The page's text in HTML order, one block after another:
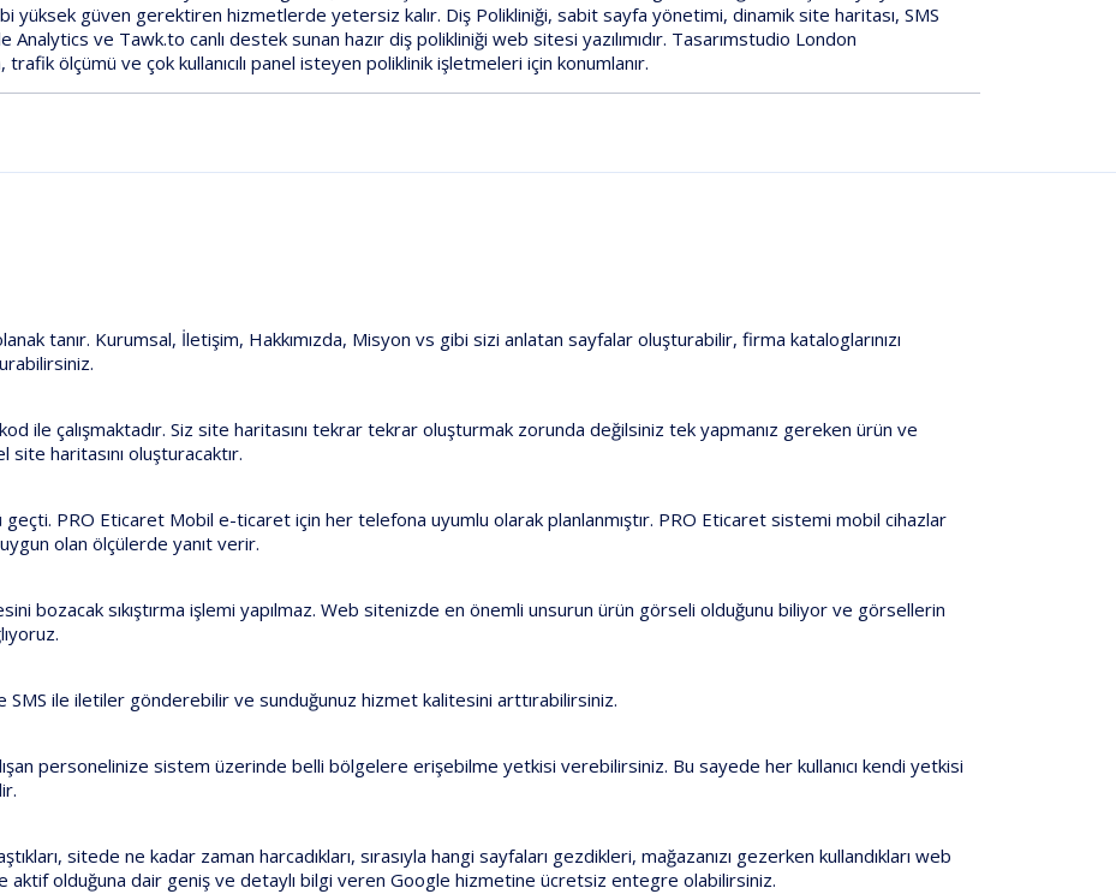
yüksek güven gerektiren hizmetlerde yetersiz kalır. Diş Polikliniği,sabit sayfa yönetimi,dinamik site haritası,SMS
Analytics ve Tawk.to canlı destek sunan hazırdiş polikliniği web sitesi yazılımıdır. Tasarımstudio London
ölçümü ve çok kullanıcılı panel isteyen poliklinik işletmeleri için konumlanır.
tanır. Kurumsal, İletişim, Hakkımızda, Misyon vs gibi sizi anlatan sayfalar oluşturabilir, firma kataloglarınızı
ile çalışmaktadır. Siz site haritasını tekrar tekrar oluşturmak zorunda değilsiniz tek yapmanız gereken ürün ve
haritasını oluşturacaktır.
geçti. PRO Eticaret Mobil e-ticaret için her telefona uyumlu olarak planlanmıştır. PRO Eticaret sistemi mobil cihazlar
olan ölçülerde yanıt verir.
bozacak sıkıştırma işlemi yapılmaz. Web sitenizde en önemli unsurun ürün görseli olduğunu biliyor ve görsellerin
ile iletiler gönderebilir ve sunduğunuz hizmet kalitesini arttırabilirsiniz.
personelinize sistem üzerinde belli bölgelere erişebilme yetkisi verebilirsiniz. Bu sayede her kullanıcı kendi yetkisi
sitede ne kadar zaman harcadıkları, sırasıyla hangi sayfaları gezdikleri, mağazanızı gezerken kullandıkları web
aktif olduğuna dair geniş ve detaylı bilgi veren Google hizmetine ücretsiz entegre olabilirsiniz.